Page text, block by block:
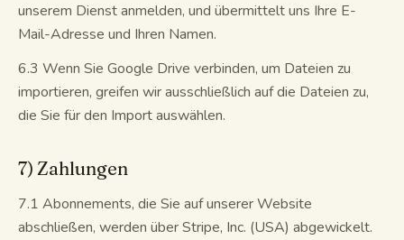
unserem Dienst anmelden, und übermittelt uns Ihre E-
Mail-Adresse und Ihren Namen.
6.3 Wenn Sie Google Drive verbinden, um Dateien zu
importieren, greifen wir ausschließlich auf die Dateien zu,
die Sie für den Import auswählen.
7) Zahlungen
7.1 Abonnements, die Sie auf unserer Website
abschließen, werden über Stripe, Inc. (USA) abgewickelt.